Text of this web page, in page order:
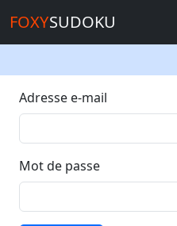
FOXYSUDOKU
Adresse e-mail
Mot de passe